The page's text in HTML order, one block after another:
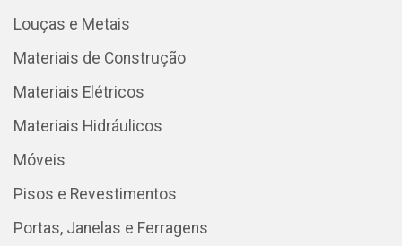
Louças e Metais
Materiais de Construção
Materiais Elétricos
Materiais Hidráulicos
Móveis
Pisos e Revestimentos
Portas, Janelas e Ferragens